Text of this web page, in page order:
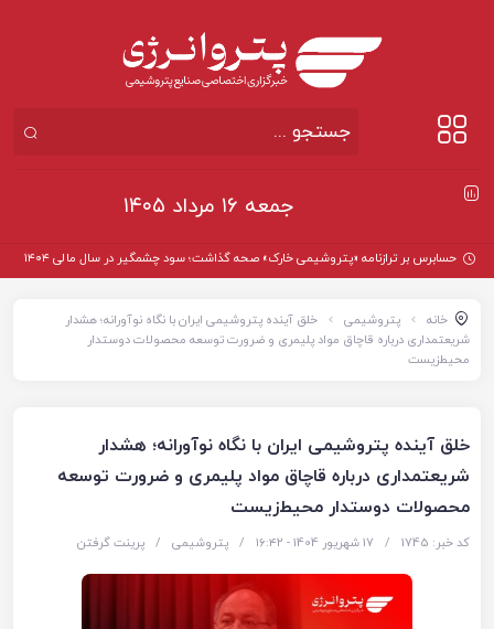
جمعه ۱۶ مرداد ۱۴۰۵
حسابرس بر ترازنامه «پتروشیمی خارک» صحه گذاشت؛ سود چشمگیر در سال مالی ۱۴۰۴
خانه پتروشیمی
خلق آینده پتروشیمی ایران با نگاه نوآورانه؛ هشدار
شریعتمداری درباره قاچاق مواد پلیمری و ضرورت توسعه محصولات دوستدار
محیط‌زیست
خلق آینده پتروشیمی ایران با نگاه نوآورانه؛ هشدار
شریعتمداری درباره قاچاق مواد پلیمری و ضرورت توسعه
محصولات دوستدار محیط‌زیست
کد خبر: 1745 / 17 شهریور 1404 - ۱۶:۴۲ / پتروشیمی / پرینت گرفتن